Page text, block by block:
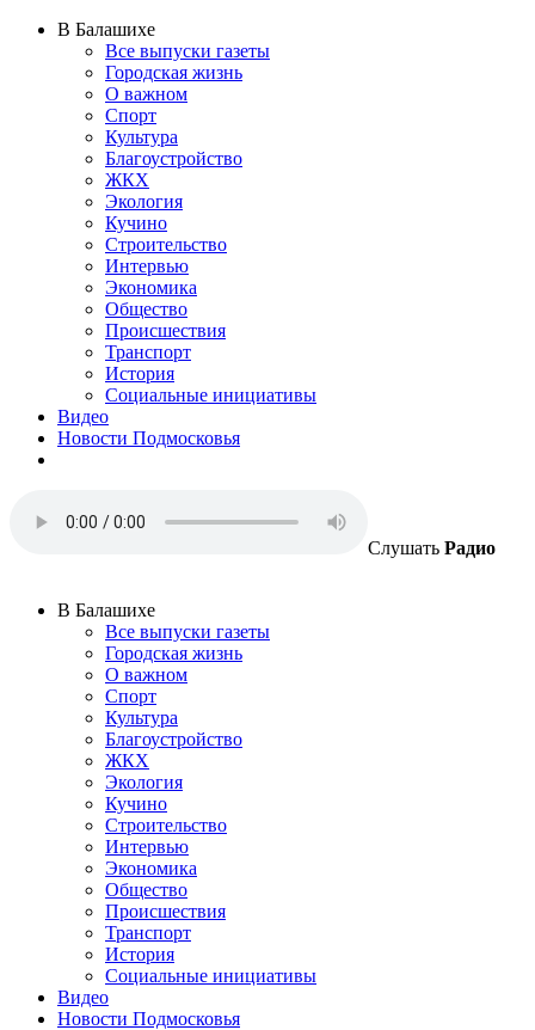
В Балашихе
Все выпуски газеты
Городская жизнь
О важном
Спорт
Культура
Благоустройство
ЖКХ
Экология
Кучино
Строительство
Интервью
Экономика
Общество
Происшествия
Транспорт
История
Социальные инициативы
Видео
Новости Подмосковья
Слушать Радио
В Балашихе
Все выпуски газеты
Городская жизнь
О важном
Спорт
Культура
Благоустройство
ЖКХ
Экология
Кучино
Строительство
Интервью
Экономика
Общество
Происшествия
Транспорт
История
Социальные инициативы
Видео
Новости Подмосковья